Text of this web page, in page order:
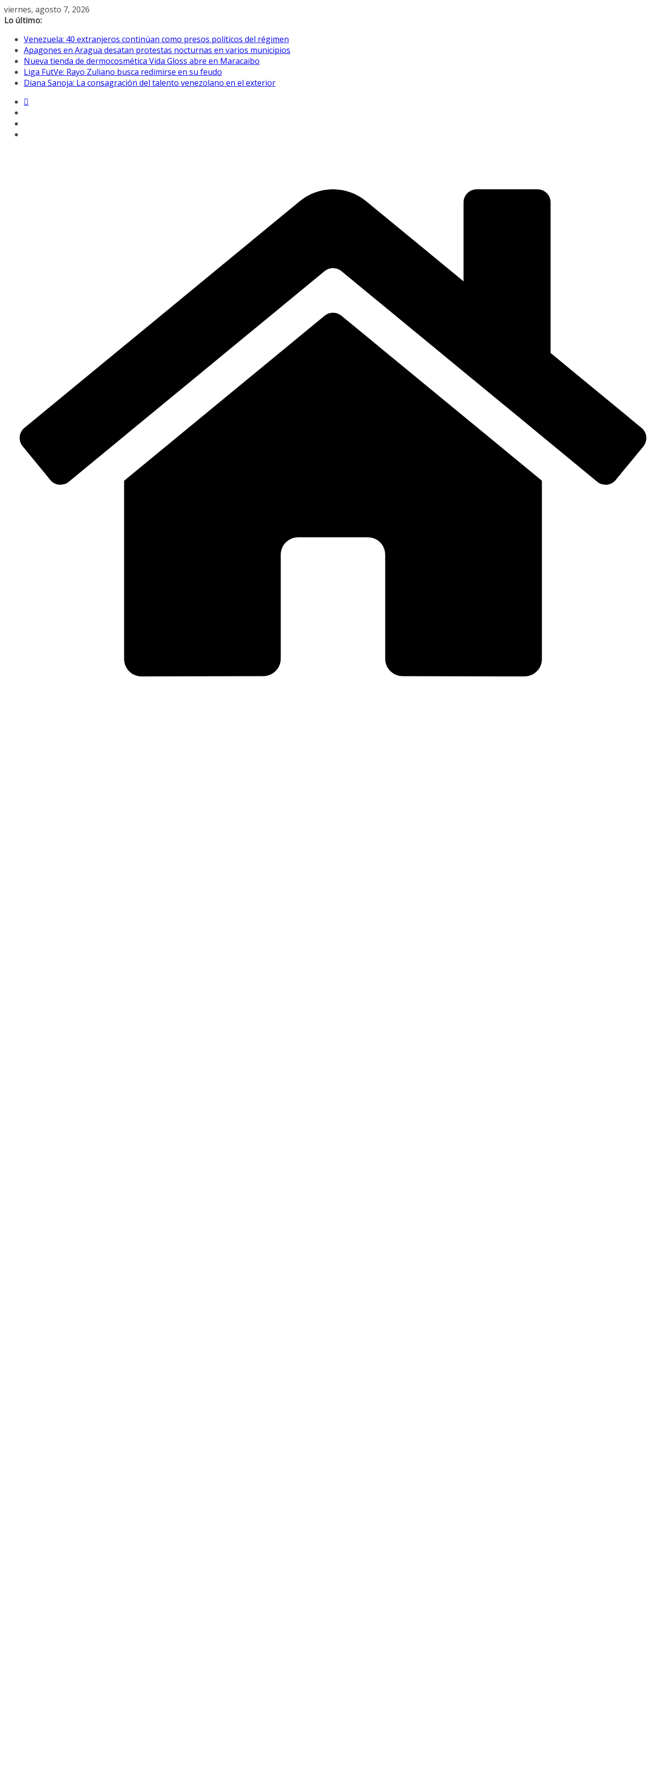
Saltar
al
viernes, agosto 7, 2026
Lo último:
Venezuela: 40 extranjeros continúan como presos políticos del régimen
Apagones en Aragua desatan protestas nocturnas en varios municipios
Nueva tienda de dermocosmética Vida Gloss abre en Maracaibo
Liga FutVe: Rayo Zuliano busca redimirse en su feudo
Diana Sanoja: La consagración del talento venezolano en el exterior